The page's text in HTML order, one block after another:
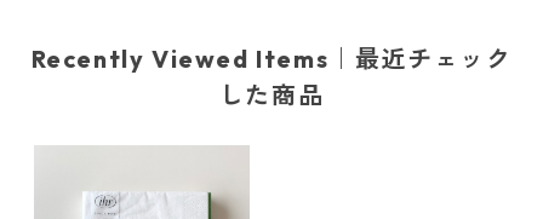
Recently Viewed Items｜最近チェック
した商品